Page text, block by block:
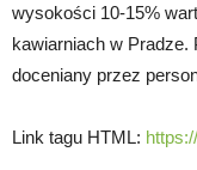
wysokości 10-15%
kawiarniach w Pradze.
doceniany przez
Link tagu HTML: